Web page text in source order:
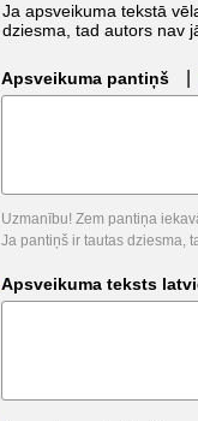
Ja apsveikuma tekstā
dziesma, tad autors nav
Apsveikuma pantiņš
Uzmanību! Zem pantiņa
Ja pantiņš ir tautas dziesma,
Apsveikuma teksts